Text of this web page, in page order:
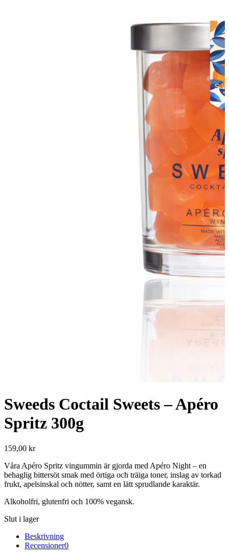
Sweeds Coctail Sweets – Apéro
Spritz 300g
159,00 kr
Våra Apéro Spritz vingummin är gjorda med Apéro Night – en
behaglig bittersöt smak med örtiga och träiga toner, inslag av torkad
frukt, apelsinskal och nötter, samt en lätt sprudlande karaktär.
Alkoholfri, glutenfri och 100% vegansk.
Slut i lager
Beskrivning
Recensioner0